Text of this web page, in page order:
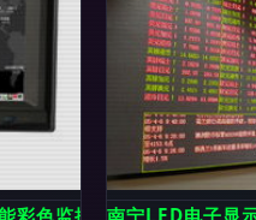
彩色监控与智能交互的旗舰
南宁LED电子显